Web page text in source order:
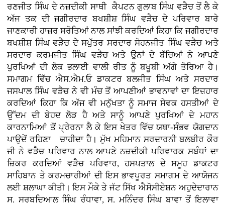
ਰਣਜੀਤ ਸਿੰਘ ਦੇ ਨਜ਼ਦੀਕੀ ਸਾਥੀ ਕੈਪਟਨ ਗੁਲਾਬ ਸਿੰਘ ਵੜੈਚ ਤੋਂ ਲੈ ਕੇ
ਅੱਜ ਤਕ ਦੀ ਜਗੀਰਦਾਰ ਬਖਸ਼ੀਸ਼ ਸਿੰਘ ਵੜੈਚ ਦੇ ਪਰਿਵਾਰ ਬਾਰੇ
ਜਾਣਕਾਰੀ ਹਾਜ਼ਰ ਸਰੋਤਿਆਂ ਨਾਲ ਸਾਂਝੀ ਕਰਦਿਆਂ ਕਿਹਾ ਕਿ ਜਗੀਰਦਾਰ
ਬਖਸ਼ੀਸ਼ ਸਿੰਘ ਵੜੈਚ ਦੇ ਸਪੁੱਤਰ ਸਰਦਾਰ ਸੋਹਨਜੀਤ ਸਿੰਘ ਵੜੈਚ ਅਤੇ
ਸਰਦਾਰ ਕਰਮਜੀਤ ਸਿੰਘ ਵੜੈਚ ਅਤੇ ਉਨਾਂ ਦੇ ਬੱਚਿਆਂ ਨੇ ਆਪਣੇ
ਪੁਰਖਿਆਂ ਦੀ ਲੋਕ ਭਲਾਈ ਵਾਲੀ ਰੀਤ ਨੂੰ ਬਖੂਬੀ ਅੱਗੇ ਤੋਰਿਆ ਹੈ।
ਸਮਾਗਮ ਵਿੱਚ ਐਸ.ਐਮ.ਓ ਡਾਕਟਰ ਬਲਜੀਤ ਸਿੰਘ ਅਤੇ ਸਰਦਾਰ
ਜਸਪਾਲ ਸਿੰਘ ਵੜੈਚ ਨੇ ਵੀ ਮੰਚ ਤੋਂ ਆਪਣੀਆਂ ਭਾਵਨਾਵਾਂ ਦਾ ਇਜ਼ਹਾਰ
ਕਰਦਿਆਂ ਕਿਹਾ ਕਿ ਅੱਜ ਵੀ ਮਨੁੱਖਤਾ ਨੂੰ ਸਮਾਜ ਸੇਵਕ ਹਸਤੀਆਂ ਦੇ
ਉੱਦਮ ਦੀ ਬੇਹਦ ਲੋੜ ਹੈ ਅਤੇ ਸਾਨੂੰ ਆਪਣੇ ਪੁਰਖਿਆਂ ਦੇ ਮਹਾਨ
ਕਾਰਨਾਮਿਆਂ ਤੋਂ ਪ੍ਰੇਰਨਾ ਲੈ ਕੇ ਇਸ ਖੇਤਰ ਵਿੱਚ ਯਥਾ-ਸੰਭਵ ਯੋਗਦਾਨ
ਪਾਉਦੇਂ ਰਹਿਣਾ ਚਾਹੀਦਾ ਹੈ। ਮੁੱਖ ਮਹਿਮਾਨ ਸਰਦਾਰਨੀ ਬਲਬੀਰ ਕੌਰ
ਜੀ ਨੇ ਵੜੈਚ ਪਰਿਵਾਰ ਨਾਲ ਆਪਣੇ ਨਜ਼ਦੀਕੀ ਪਰਿਵਾਰਕ ਸਬੰਧਾਂ ਦਾ
ਜ਼ਿਕਰ ਕਰਦਿਆਂ ਵੜੈਚ ਪਰਿਵਾਰ, ਹਸਪਤਾਲ ਦੇ ਸਮੂਹ ਡਾਕਟਰ
ਸਾਹਿਬਾਨ ਤੇ ਕਰਮਚਾਰੀਆਂ ਦੀ ਇਸ ਭਾਵਪੂਰਤ ਸਮਾਗਮ ਦੇ ਆਯੋਜਨ
ਲਈ ਸ਼ਲਾਘਾ ਕੀਤੀ। ਇਸ ਮੌਕੇ ਤੇ ਜੱਟ ਸਿੱਖ ਐਸੋਸੀਏਸ਼ਨ ਅਹੁਦੇਦਾਰਾਨ
ਸ. ਸਰਬਦਿਆਲ ਸਿੰਘ ਰੰਧਾਵਾ, ਸ. ਮਨਿੰਦਰ ਸਿੰਘ ਬਾਵਾ ਤੋਂ ਇਲਾਵਾ